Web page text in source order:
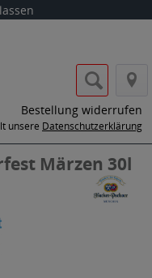
Bestellung widerrufen
unsere Datenschutzerklärung
Märzen 30l